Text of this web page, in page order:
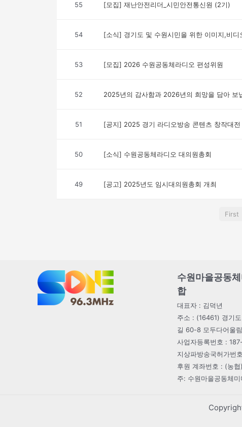
55 [모집] 재난안전리더_시민안전통신원 (2기)
54 [소식] 경기도 및 수원시민을 위한 이미지,비
53 [모집] 2026 수원공동체라디오 편성위원
52 2025년의 감사함과 2026년의 희망을 담아 보
51 [공지] 2025 경기 라디오방송 콘텐츠 창작대전
50 [소식] 수원공동체라디오 대의원총회
49 [공고] 2025년도 임시대의원총회 개최
First
수원마을공동
합
대표자 : 김덕년
주소 : (16461) 경기
길 60-8 모두다어울
사업자등록번호 :
지상파방송국허가번
후원 계좌번호 : (농
주: 수원마을공동체